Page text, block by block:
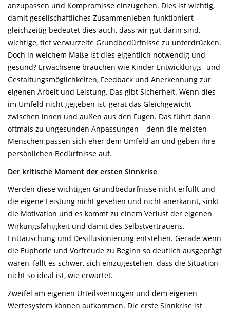
anzupassen und Kompromisse einzugehen. Dies ist wichtig,
damit gesellschaftliches Zusammenleben funktioniert –
gleichzeitig bedeutet dies auch, dass wir gut darin sind,
wichtige, tief verwurzelte Grundbedürfnisse zu unterdrücken.
Doch in welchem Maße ist dies eigentlich notwendig und
gesund? Erwachsene brauchen wie Kinder Entwicklungs- und
Gestaltungsmöglichkeiten, Feedback und Anerkennung zur
eigenen Arbeit und Leistung. Das gibt Sicherheit. Wenn dies
im Umfeld nicht gegeben ist, gerät das Gleichgewicht
zwischen innen und außen aus den Fugen. Das führt dann
oftmals zu ungesunden Anpassungen – denn die meisten
Menschen passen sich eher dem Umfeld an und geben ihre
persönlichen Bedürfnisse auf.
Der kritische Moment der ersten Sinnkrise
Werden diese wichtigen Grundbedürfnisse nicht erfüllt und
die eigene Leistung nicht gesehen und nicht anerkannt, sinkt
die Motivation und es kommt zu einem Verlust der eigenen
Wirkungsfähigkeit und damit des Selbstvertrauens.
Enttäuschung und Desillusionierung entstehen. Gerade wenn
die Euphorie und Vorfreude zu Beginn so deutlich ausgeprägt
waren, fällt es schwer, sich einzugestehen, dass die Situation
nicht so ideal ist, wie erwartet.
Zweifel am eigenen Urteilsvermögen und dem eigenen
Wertesystem können aufkommen. Die erste Sinnkrise ist